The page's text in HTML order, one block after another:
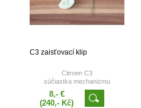
C3 zaisťovací klip
Citroen C3
súčiastka mechanizmu
sťahovania okna
8,- €
(240,- Kč)